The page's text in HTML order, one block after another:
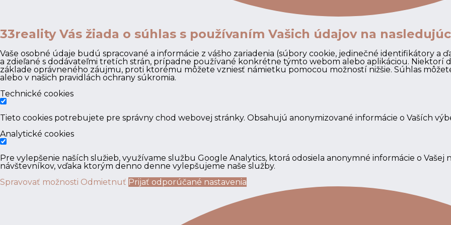
Rodinný dom sa
mesta, kde sú nakupné
Merkury Market atď.
kúpalisko THERMAL
realitného servisu.
zabezpečíme bezplatné
33reality Vás žiada o súhlas s používaním Vašich údajov na
Vaše osobné údaje budú spracované a informácie z vášho zariadenia (súbory cookie, jedinečné identifikátory a
a zdieľané s dodávateľmi tretích strán, prípadne používané konkrétne týmto webom alebo aplikáciou. Niektorí
základe oprávneného záujmu, proti ktorému môžete vzniesť námietku pomocou možností nižšie. Súhlas
alebo v našich pravidlách ochrany súkromia.
Technické cookies
Tieto cookies potrebujete pre správny chod webovej stránky. Obsahujú anonymizované informácie o Vaších
Analytické cookies
Pre vylepšenie naších služieb, využívame službu Google Analytics, ktorá odosiela anonymné informácie o
návštevníkov, vďaka ktorým denno denne vylepšujeme naše služby.
Spravovať možnosti Odmietnuť Prijať odporúčané nastavenia